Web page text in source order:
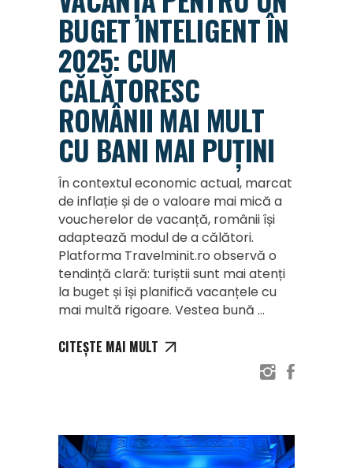
BUGET INTELIGENT ÎN
2025: CUM
CĂLĂTORESC
ROMÂNII MAI MULT
CU BANI MAI PUȚINI
În contextul economic actual, marcat
de inflație și de o valoare mai mică a
voucherelor de vacanță, românii își
adaptează modul de a călători.
Platforma Travelminit.ro observă o
tendință clară: turiștii sunt mai atenți
la buget și își planifică vacanțele cu
mai multă rigoare. Vestea bună
CITEȘTE MAI MULT